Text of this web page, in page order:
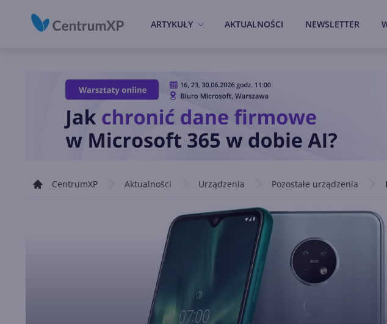
ARTYKUŁY AKTUALNOŚCI NEWSLETTER
CentrumXP Aktualności Urządzenia Pozostałe urządzenia